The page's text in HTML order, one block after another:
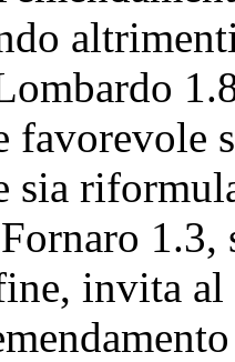
favorevole
sia
1.3,
invita